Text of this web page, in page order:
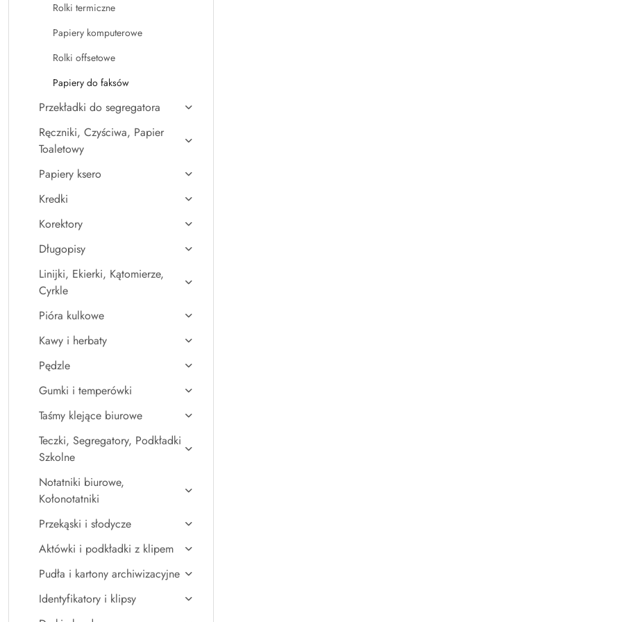
Rolki termiczne
Papiery komputerowe
Rolki offsetowe
Papiery do faksów
Przekładki do segregatora
Ręczniki, Czyściwa, Papier
Toaletowy
Papiery ksero
Kredki
Korektory
Długopisy
Linijki, Ekierki, Kątomierze,
Cyrkle
Pióra kulkowe
Kawy i herbaty
Pędzle
Gumki i temperówki
Taśmy klejące biurowe
Teczki, Segregatory, Podkładki
Szkolne
Notatniki biurowe,
Kołonotatniki
Przekąski i słodycze
Aktówki i podkładki z klipem
Pudła i kartony archiwizacyjne
Identyfikatory i klipsy